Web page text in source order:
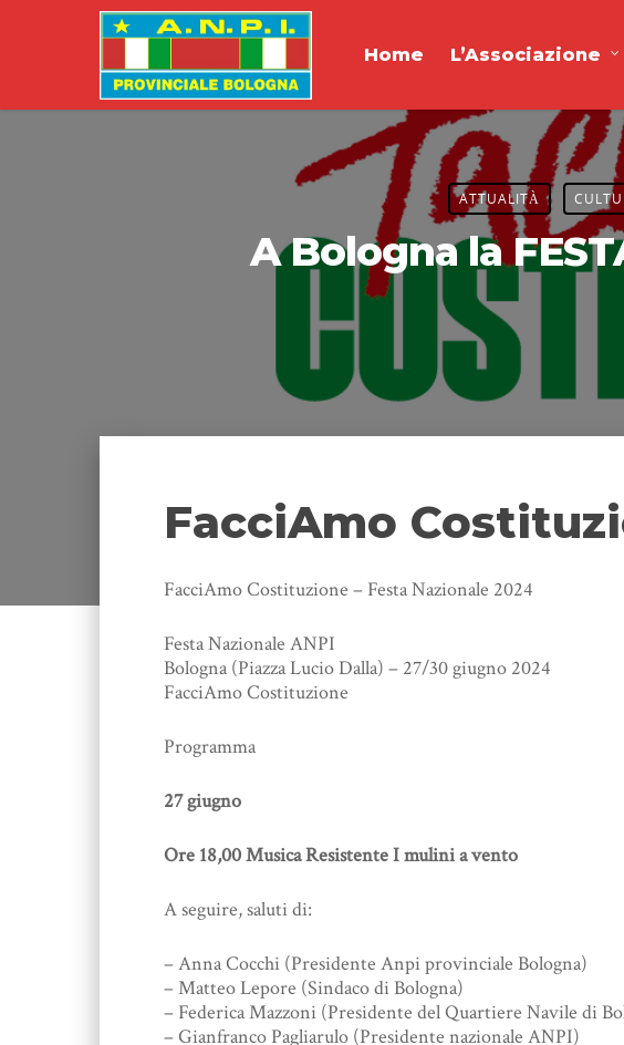
Home L’Associazione
ATTUALITÀ
A Bologna la
FacciAmo
FacciAmo Costituzione – Festa Nazionale 2024
Festa Nazionale ANPI
Bologna (Piazza Lucio Dalla) – 27/30 giugno 2024
FacciAmo Costituzione
Programma
27 giugno
Ore 18,00 Musica Resistente I mulini a vento
A seguire, saluti di:
– Anna Cocchi (Presidente Anpi provinciale Bologna)
– Matteo Lepore (Sindaco di Bologna)
– Federica Mazzoni (Presidente del Quartiere Navile di
– Gianfranco Pagliarulo (Presidente nazionale ANPI)